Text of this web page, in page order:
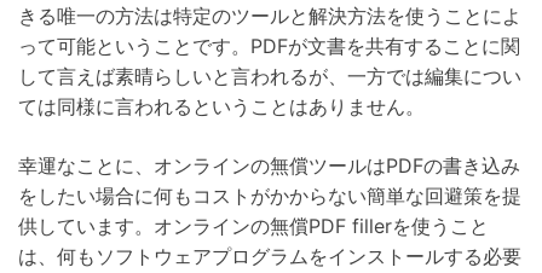
きる唯一の方法は特定のツールと解決方法を使うことによ
って可能ということです。PDFが文書を共有することに関
して言えば素晴らしいと言われるが、一方では編集につい
ては同様に言われるということはありません。
幸運なことに、オンラインの無償ツールはPDFの書き込み
をしたい場合に何もコストがかからない簡単な回避策を提
供しています。オンラインの無償PDF fillerを使うこと
は、何もソフトウェアプログラムをインストールする必要